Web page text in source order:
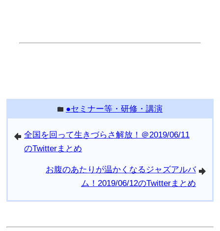
folder ●セミナー等・研修・講演
arrowleft 全国を回って生きづらさ解放！＠2019/06/11
のTwitterまとめ
arrowright
お腹のあたりが温かくなるジャズアルバ
ム！2019/06/12のTwitterまとめ